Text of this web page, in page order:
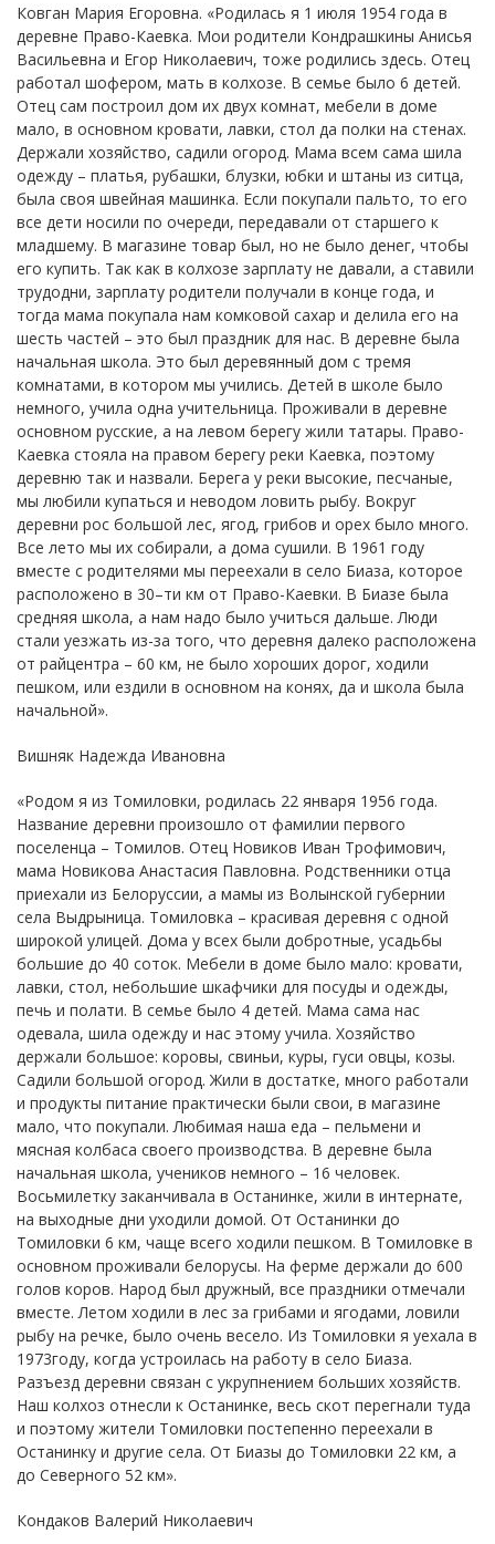
Ковган Мария Егоровна. «Родилась я 1 июля 1954 года в
деревне Право-Каевка. Мои родители Кондрашкины Анисья
Васильевна и Егор Николаевич, тоже родились здесь. Отец
работал шофером, мать в колхозе. В семье было 6 детей.
Отец сам построил дом их двух комнат, мебели в доме
мало, в основном кровати, лавки, стол да полки на стенах.
Держали хозяйство, садили огород. Мама всем сама шила
одежду – платья, рубашки, блузки, юбки и штаны из ситца,
была своя швейная машинка. Если покупали пальто, то его
все дети носили по очереди, передавали от старшего к
младшему. В магазине товар был, но не было денег, чтобы
его купить. Так как в колхозе зарплату не давали, а ставили
трудодни, зарплату родители получали в конце года, и
тогда мама покупала нам комковой сахар и делила его на
шесть частей – это был праздник для нас. В деревне была
начальная школа. Это был деревянный дом с тремя
комнатами, в котором мы учились. Детей в школе было
немного, учила одна учительница. Проживали в деревне
основном русские, а на левом берегу жили татары. Право-
Каевка стояла на правом берегу реки Каевка, поэтому
деревню так и назвали. Берега у реки высокие, песчаные,
мы любили купаться и неводом ловить рыбу. Вокруг
деревни рос большой лес, ягод, грибов и орех было много.
Все лето мы их собирали, а дома сушили. В 1961 году
вместе с родителями мы переехали в село Биаза, которое
расположено в 30–ти км от Право-Каевки. В Биазе была
средняя школа, а нам надо было учиться дальше. Люди
стали уезжать из-за того, что деревня далеко расположена
от райцентра – 60 км, не было хороших дорог, ходили
пешком, или ездили в основном на конях, да и школа была
начальной».
Вишняк Надежда Ивановна
«Родом я из Томиловки, родилась 22 января 1956 года.
Название деревни произошло от фамилии первого
поселенца – Томилов. Отец Новиков Иван Трофимович,
мама Новикова Анастасия Павловна. Родственники отца
приехали из Белоруссии, а мамы из Волынской губернии
села Выдрыница. Томиловка – красивая деревня с одной
широкой улицей. Дома у всех были добротные, усадьбы
большие до 40 соток. Мебели в доме было мало: кровати,
лавки, стол, небольшие шкафчики для посуды и одежды,
печь и полати. В семье было 4 детей. Мама сама нас
одевала, шила одежду и нас этому учила. Хозяйство
держали большое: коровы, свиньи, куры, гуси овцы, козы.
Садили большой огород. Жили в достатке, много работали
и продукты питание практически были свои, в магазине
мало, что покупали. Любимая наша еда – пельмени и
мясная колбаса своего производства. В деревне была
начальная школа, учеников немного – 16 человек.
Восьмилетку заканчивала в Останинке, жили в интернате,
на выходные дни уходили домой. От Останинки до
Томиловки 6 км, чаще всего ходили пешком. В Томиловке в
основном проживали белорусы. На ферме держали до 600
голов коров. Народ был дружный, все праздники отмечали
вместе. Летом ходили в лес за грибами и ягодами, ловили
рыбу на речке, было очень весело. Из Томиловки я уехала в
1973году, когда устроилась на работу в село Биаза.
Разъезд деревни связан с укрупнением больших хозяйств.
Наш колхоз отнесли к Останинке, весь скот перегнали туда
и поэтому жители Томиловки постепенно переехали в
Останинку и другие села. От Биазы до Томиловки 22 км, а
до Северного 52 км».
Кондаков Валерий Николаевич